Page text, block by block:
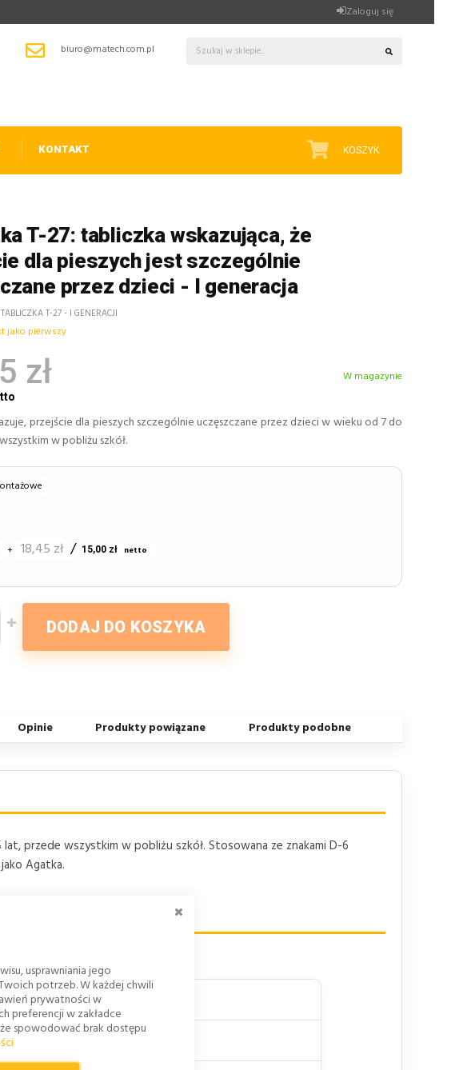
usprawniania jego
potrzeb. W każdej chwili
prywatności w
preferencji w zakładce
spowodować brak dostępu
Zaloguj się
biuro@matech.com.pl
KONTAKT KOSZYK
T-27: tabliczka wskazująca, że
dla pieszych jest szczególnie
przez dzieci - I generacja
TABLICZKA T-27 - I GENERACJI
jako pierwszy
zł W magazynie
przejście dla pieszych szczególnie uczęszczane przez dzieci w wieku od 7 do
w pobliżu szkół.
+ 18,45 zł 15,00 zł
DODAJ DO KOSZYKA
Opinie Produkty powiązane Produkty podobne
przede wszystkim w pobliżu szkół. Stosowana ze znakami D-6
Agatka.